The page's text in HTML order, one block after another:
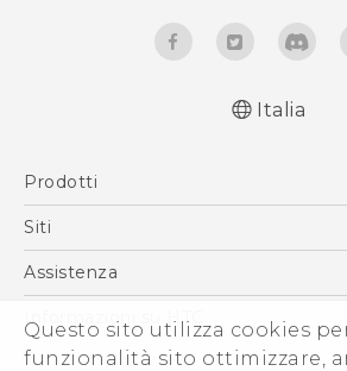
Questo sito utilizza cookies
funzionalità sito ottimizzare,
normativa
English - Safety and
Italia
Prodotti
Smartphone
Vive
Accessori
Siti
HTC VIVE
Assistenza
Ecommerce Assistenza
Informazioni su HTC
ESG